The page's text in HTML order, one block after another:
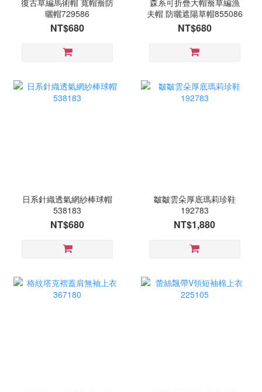
曬帽729586
NT$680
夫帽 防曬遮陽草帽855086
NT$680
日系針織透氣網紗棒球帽
538183
NT$680
皺皺雲朵厚底瑪莉珍鞋
192783
NT$1,880